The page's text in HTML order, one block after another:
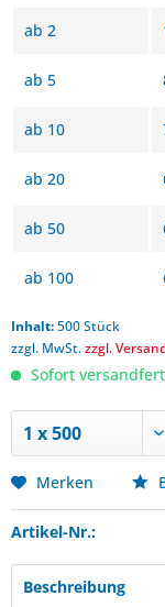
ab 2
ab 5
ab 10
ab 20
ab 50
ab 100
Inhalt:500 Stück
zzgl. MwSt.zzgl.
Sofort
Merken
Artikel-Nr.:
Beschreibung